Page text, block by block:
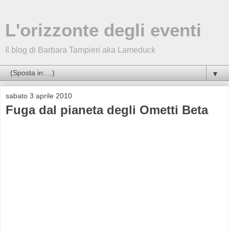
L'orizzonte degli eventi
Il blog di Barbara Tampieri aka Lameduck
▼
sabato 3 aprile 2010
Fuga dal pianeta degli Ometti Beta